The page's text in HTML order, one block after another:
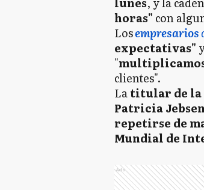
horas" con
Losempresarios
expectativas"
"
clientes".
Latitular de la
Patricia Jebsen
repetirse de
Mundial de
Ads